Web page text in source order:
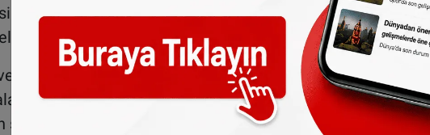
ikamet eden ailelerin ortalama gelir düzeyinin ayda
ise 1.750 euro olduğuna dikkat çekildi.
düşük gelirli ailelerin yaşadığı bölgelerde çalışan sosyal
yer verilen haberde, bazı okulların öğrencilere
sıcak yemek verdiği, bazı sosyal görevlilerin ise bizzat